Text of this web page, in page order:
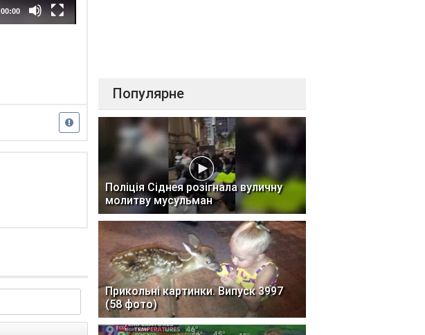
00:00
Популярне
Поліція Сіднея розігнала вуличну
молитву мусульман
Прикольні картинки. Випуск 3997
(58 фото)